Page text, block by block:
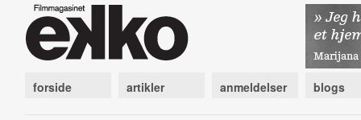
forside artikler anmeldelser blogs